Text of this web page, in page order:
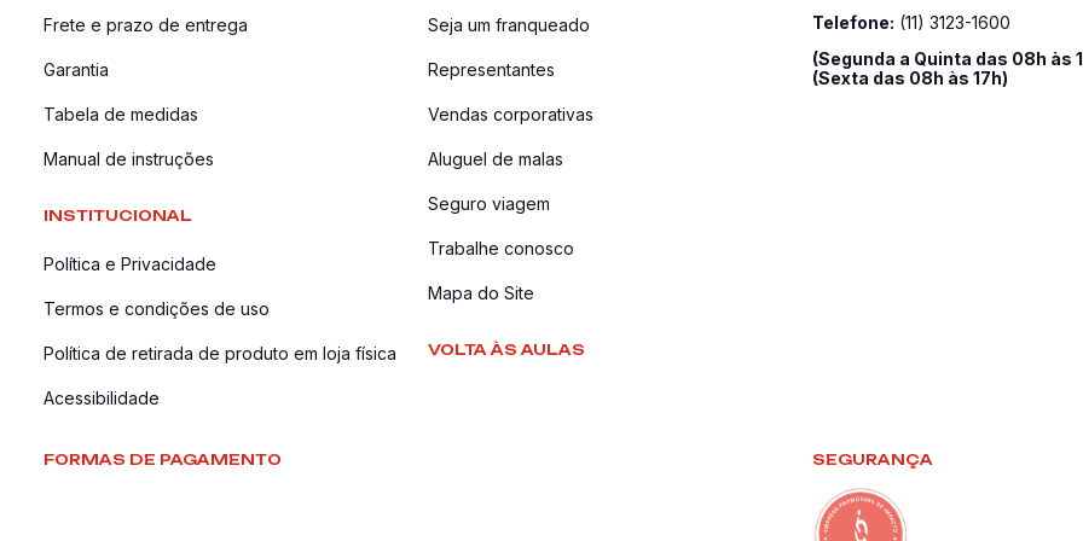
Frete e prazo de entrega
Garantia
Tabela de medidas
Manual de instruções
INSTITUCIONAL
Política e Privacidade
Termos e condições de uso
Política de retirada de produto em loja física
Acessibilidade
Seja um franqueado
Representantes
Vendas corporativas
Aluguel de malas
Seguro viagem
Trabalhe conosco
Mapa do Site
VOLTA ÀS AULAS
Telefone: (11) 3123-1600
(Segunda a Quinta das 08h às
(Sexta das 08h às 17h)
FORMAS DE PAGAMENTO SEGURANÇA